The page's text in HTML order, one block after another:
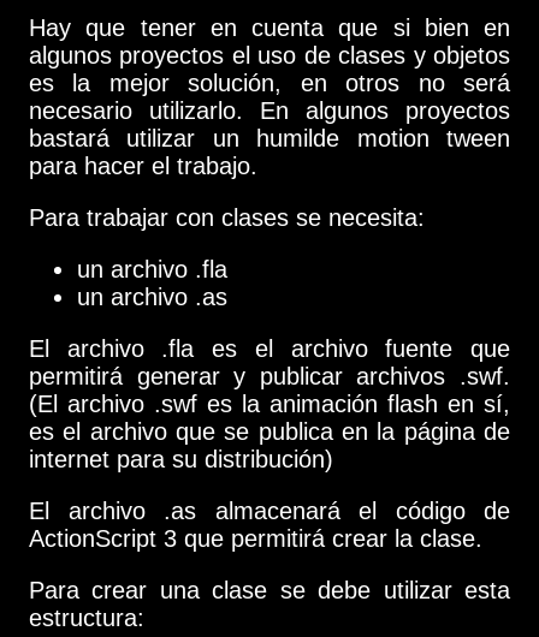
Hay que tener en cuenta que si bien en
algunos proyectos el uso de clases y objetos
es la mejor solución, en otros no será
necesario utilizarlo. En algunos proyectos
bastará utilizar un humilde motion tween
para hacer el trabajo.
Para trabajar con clases se necesita:
un archivo .fla
un archivo .as
El archivo .fla es el archivo fuente que
permitirá generar y publicar archivos .swf.
(El archivo .swf es la animación flash en sí,
es el archivo que se publica en la página de
internet para su distribución)
El archivo .as almacenará el código de
ActionScript 3 que permitirá crear la clase.
Para crear una clase se debe utilizar esta
estructura: